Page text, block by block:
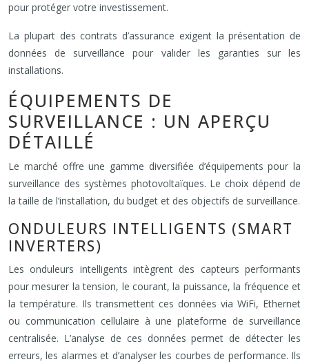
pour protéger votre investissement.
La plupart des contrats d’assurance exigent la présentation de
données de surveillance pour valider les garanties sur les
installations.
ÉQUIPEMENTS DE
SURVEILLANCE : UN APERÇU
DÉTAILLÉ
Le marché offre une gamme diversifiée d’équipements pour la
surveillance des systèmes photovoltaïques. Le choix dépend de
la taille de l’installation, du budget et des objectifs de surveillance.
ONDULEURS INTELLIGENTS (SMART
INVERTERS)
Les onduleurs intelligents intègrent des capteurs performants
pour mesurer la tension, le courant, la puissance, la fréquence et
la température. Ils transmettent ces données via WiFi, Ethernet
ou communication cellulaire à une plateforme de surveillance
centralisée. L’analyse de ces données permet de détecter les
erreurs, les alarmes et d’analyser les courbes de performance. Ils